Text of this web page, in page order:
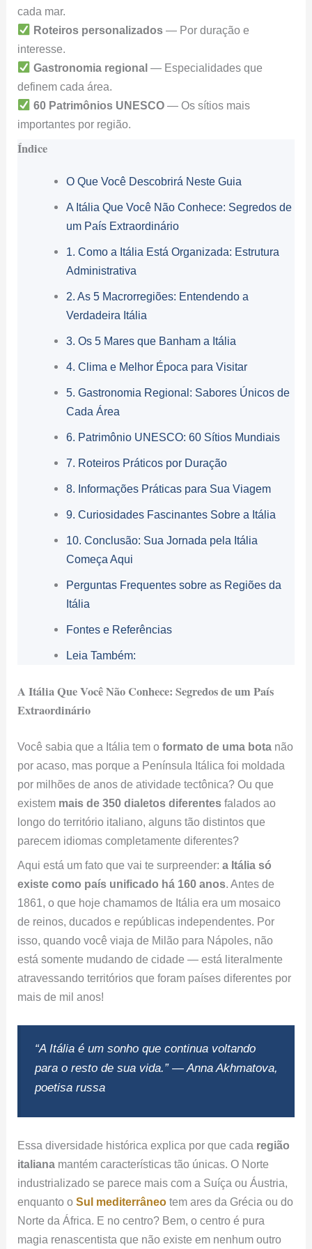
cada mar.
Roteiros personalizados— Por duração e
interesse.
Gastronomia regional— Especialidades que
definem cada área.
60 Patrimônios UNESCO— Os sítios mais
importantes por região.
Índice
O Que Você Descobrirá Neste Guia
A Itália Que Você Não Conhece: Segredos de
um País Extraordinário
1. Como a Itália Está Organizada: Estrutura
Administrativa
2. As 5 Macrorregiões: Entendendo a
Verdadeira Itália
3. Os 5 Mares que Banham a Itália
4. Clima e Melhor Época para Visitar
5. Gastronomia Regional: Sabores Únicos de
Cada Área
6. Patrimônio UNESCO: 60 Sítios Mundiais
7. Roteiros Práticos por Duração
8. Informações Práticas para Sua Viagem
9. Curiosidades Fascinantes Sobre a Itália
10. Conclusão: Sua Jornada pela Itália
Começa Aqui
Perguntas Frequentes sobre as Regiões da
Itália
Fontes e Referências
Leia Também:
A Itália Que Você Não Conhece: Segredos de um País
Extraordinário
Você sabia que a Itália tem oformato de uma bota não
por acaso, mas porque a Península Itálica foi moldada
por milhões de anos de atividade tectônica? Ou que
existem mais de 350 dialetos diferentes falados ao
longo do território italiano, alguns tão distintos que
parecem idiomas completamente diferentes?
Aqui está um fato que vai te surpreender:a Itália só
existe como país unificado há 160 anos. Antes de
1861, o que hoje chamamos de Itália era um mosaico
de reinos, ducados e repúblicas independentes. Por
isso, quando você viaja de Milão para Nápoles, não
está somente mudando de cidade — está literalmente
atravessando territórios que foram países diferentes por
mais de mil anos!
“A Itália é um sonho que continua voltando
para o resto de sua vida.” — Anna Akhmatova,
poetisa russa
Essa diversidade histórica explica por que cada região
italiana mantém características tão únicas. O Norte
industrializado se parece mais com a Suíça ou Áustria,
enquanto oSul mediterrâneo tem ares da Grécia ou do
Norte da África. E no centro? Bem, o centro é pura
magia renascentista que não existe em nenhum outro